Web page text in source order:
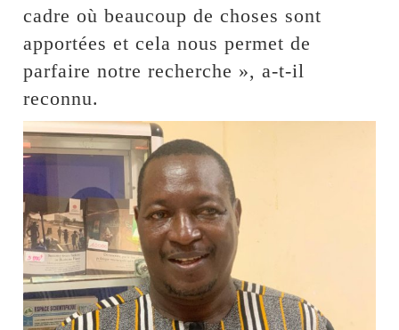
cadre où beaucoup de choses sont
apportées et cela nous permet de
parfaire notre recherche », a-t-il
reconnu.